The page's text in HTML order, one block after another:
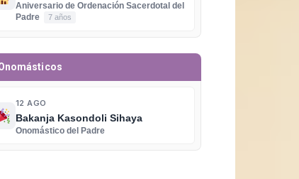
Aniversario de Ordenación Sacerdotal del
Padre
7 años
12 AGO
Bakanja Kasondoli Sihaya
Onomástico del Padre